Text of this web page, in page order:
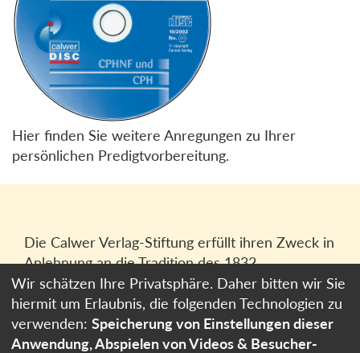
Hier finden Sie weitere Anregungen zu Ihrer
persönlichen Predigtvorbereitung.
Die Calwer Verlag-Stiftung erfüllt ihren Zweck in
Anlehnung an die Tradition des 1832
gegründeten Calwer Verlagsvereins, der
heutigen Calwer Verlag Bücher und Medien
GmbHin Stuttgart.
Wir schätzen Ihre Privatsphäre. Daher bitten wir Sie
hiermit um Erlaubnis, die folgenden Technologien zu
verwenden: Speicherung von Einstellungen dieser
Anwendung, Abspielen von Videos & Besucher-